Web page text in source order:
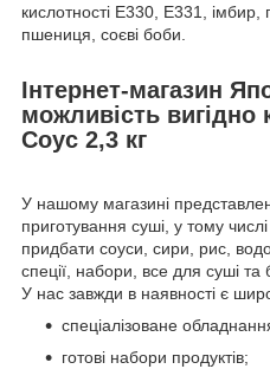
кислотності Е330, Е331, імбир,
пшениця, соєві боби.
Інтернет-магазин
можливість
Соус 2,3 кг
У нашому магазині
приготування суші, у тому числі
придбати соуси, сири, рис,
спеції, набори, все для суші та
У нас завжди в наявності є
спеціалізоване
готові набори продуктів;